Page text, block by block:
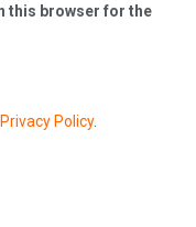
this browser for the
Privacy Policy.